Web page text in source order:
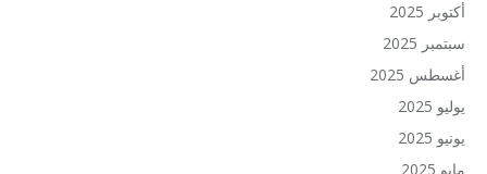
أكتوبر 2025
سبتمبر 2025
أغسطس 2025
يوليو 2025
يونيو 2025
مايو 2025